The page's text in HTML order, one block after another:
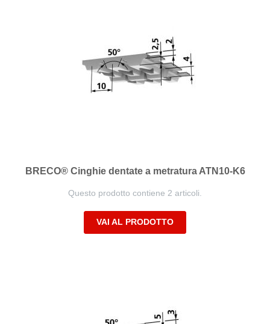
BRECO® Cinghie dentate a metratura ATN10-K6
Questo prodotto contiene 2 articoli.
VAI AL PRODOTTO